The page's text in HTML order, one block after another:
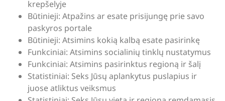
krepšelyje
Būtinieji: Atpažins ar esate prisijungę prie savo
paskyros portale
Būtinieji: Atsimins kokią kalbą esate pasirinkę
Funkciniai: Atsimins socialinių tinklų nustatymus
Funkciniai: Atsimins pasirinktus regioną ir šalį
Statistiniai: Seks Jūsų aplankytus puslapius ir
juose atliktus veiksmus